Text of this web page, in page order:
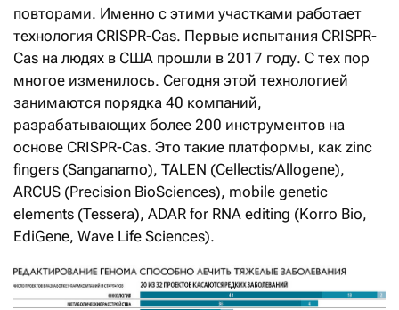
повторами. Именно с этими участками работает
технология CRISPR-Cas. Первые испытания CRISPR-
Cas на людях в США прошли в 2017 году. С тех пор
многое изменилось. Сегодня этой технологией
занимаются порядка 40 компаний,
разрабатывающих более 200 инструментов на
основе CRISPR-Cas. Это такие платформы, как zinc
fingers (Sanganamo), TALEN (Cellectis/Allogene),
ARCUS (Precision BioSciences), mobile genetic
elements (Tessera), ADAR for RNA editing (Korro Bio,
EdiGene, Wave Life Sciences).